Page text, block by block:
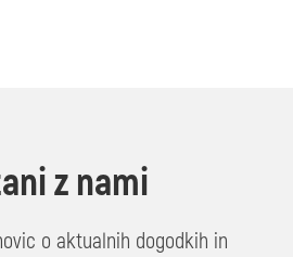
z nami
o aktualnih dogodkih in